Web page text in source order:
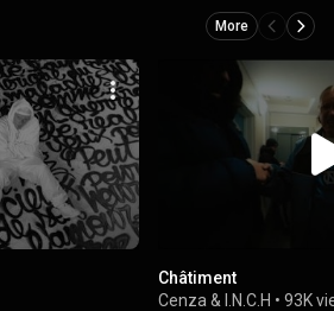
More
Châtiment
Cenza & I.N.C.H •93K